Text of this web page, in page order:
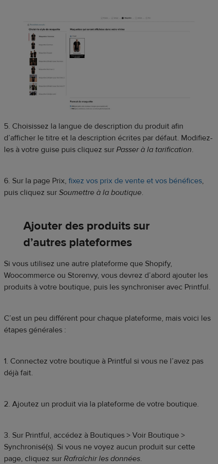
5. Choisissez la langue de description du produit afin
d’afficher le titre et la description écrites par défaut. Modifiez-
les à votre guise puis cliquez sur Passer à la tarification.
6. Sur la page Prix, fixez vos prix de vente et vos bénéfices,
puis cliquez sur Soumettre à la boutique.
Ajouter des produits sur
d’autres plateformes
Si vous utilisez une autre plateforme que Shopify,
Woocommerce ou Storenvy, vous devrez d’abord ajouter les
produits à votre boutique, puis les synchroniser avec Printful.
C’est un peu différent pour chaque plateforme, mais voici les
étapes générales :
1. Connectez votre boutique à Printful si vous ne l’avez pas
déjà fait.
2. Ajoutez un produit via la plateforme de votre boutique.
3. Sur Printful, accédez à Boutiques > Voir Boutique >
Synchronisé(s). Si vous ne voyez aucun produit sur cette
page, cliquez sur Rafraîchir les données.